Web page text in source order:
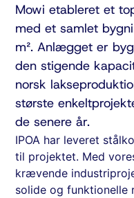
Mowi etableret et
med et samlet
m². Anlægget er
den stigende
norsk
største
de senere år.
IPOA har leveret
til projektet. Med
krævende
solide og